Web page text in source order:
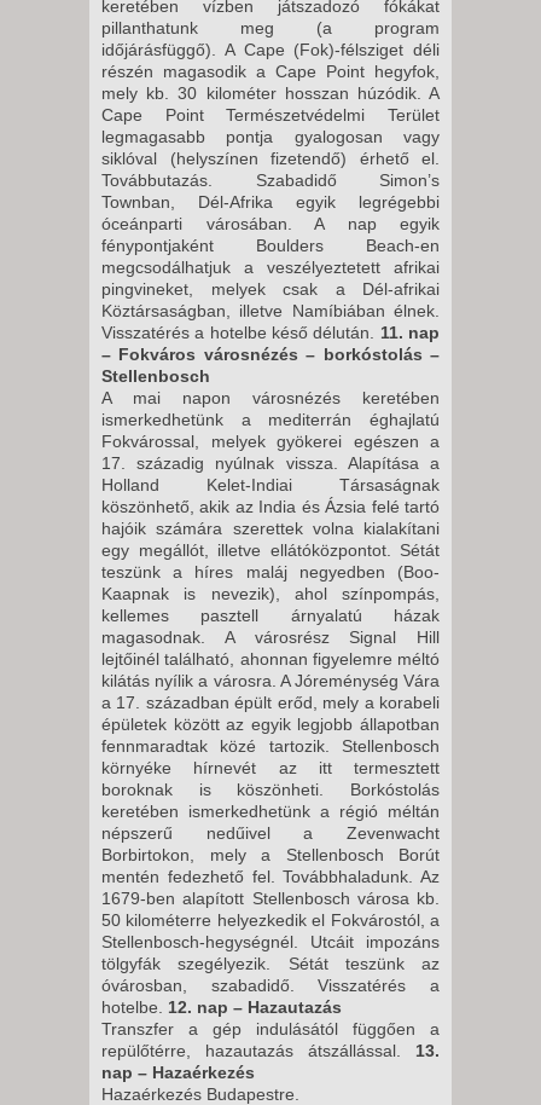
keretében vízben játszadozó fókákat
pillanthatunk meg (a program
időjárásfüggő). A Cape (Fok)-félsziget déli
részén magasodik a Cape Point hegyfok,
mely kb. 30 kilométer hosszan húzódik. A
Cape Point Természetvédelmi Terület
legmagasabb pontja gyalogosan vagy
siklóval (helyszínen fizetendő) érhető el.
Továbbutazás. Szabadidő Simon’s
Townban, Dél-Afrika egyik legrégebbi
óceánparti városában. A nap egyik
fénypontjaként Boulders Beach-en
megcsodálhatjuk a veszélyeztetett afrikai
pingvineket, melyek csak a Dél-afrikai
Köztársaságban, illetve Namíbiában élnek.
Visszatérés a hotelbe késő délután. 11. nap
– Fokváros városnézés – borkóstolás –
Stellenbosch
A mai napon városnézés keretében
ismerkedhetünk a mediterrán éghajlatú
Fokvárossal, melyek gyökerei egészen a
17. századig nyúlnak vissza. Alapítása a
Holland Kelet-Indiai Társaságnak
köszönhető, akik az India és Ázsia felé tartó
hajóik számára szerettek volna kialakítani
egy megállót, illetve ellátóközpontot. Sétát
teszünk a híres maláj negyedben (Boo-
Kaapnak is nevezik), ahol színpompás,
kellemes pasztell árnyalatú házak
magasodnak. A városrész Signal Hill
lejtőinél található, ahonnan figyelemre méltó
kilátás nyílik a városra. A Jóreménység Vára
a 17. században épült erőd, mely a korabeli
épületek között az egyik legjobb állapotban
fennmaradtak közé tartozik. Stellenbosch
környéke hírnevét az itt termesztett
boroknak is köszönheti. Borkóstolás
keretében ismerkedhetünk a régió méltán
népszerű nedűivel a Zevenwacht
Borbirtokon, mely a Stellenbosch Borút
mentén fedezhető fel. Továbbhaladunk. Az
1679-ben alapított Stellenbosch városa kb.
50 kilométerre helyezkedik el Fokvárostól, a
Stellenbosch-hegységnél. Utcáit impozáns
tölgyfák szegélyezik. Sétát teszünk az
óvárosban, szabadidő. Visszatérés a
hotelbe. 12. nap – Hazautazás
Transzfer a gép indulásától függően a
repülőtérre, hazautazás átszállással. 13.
nap – Hazaérkezés
Hazaérkezés Budapestre.